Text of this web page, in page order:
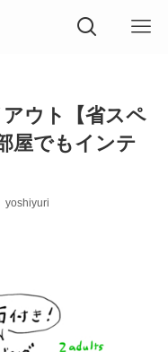
アウト【省スペ
屋でもインテ
yoshiyuri